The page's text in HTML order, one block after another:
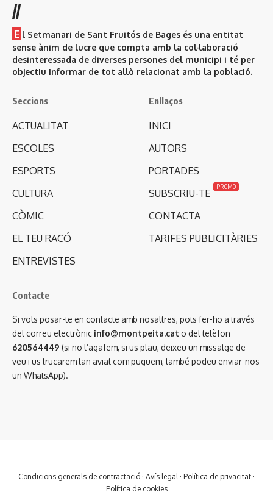
//
E l Setmanari de Sant Fruitós de Bages és una entitat
sense ànim de lucre que compta amb la col·laboració
desinteressada de diverses persones del municipi i té per
objectiu informar de tot allò relacionat amb la població.
Seccions
ACTUALITAT
ESCOLES
ESPORTS
CULTURA
CÒMIC
EL TEU RACÓ
ENTREVISTES
Enllaços
INICI
AUTORS
PORTADES
SUBSCRIU-TE
PROMO
CONTACTA
TARIFES PUBLICITÀRIES
Contacte
Si vols posar-te en contacte amb nosaltres, pots fer-ho a través
del correu electrònic info@montpeita.cat o del telèfon
620564449 (si no l’agafem, si us plau, deixeu un missatge de
veu i us trucarem tan aviat com puguem, també podeu enviar-nos
un WhatsApp).
Condicions generals de contractació · Avís legal· Política de privacitat ·
Política de cookies